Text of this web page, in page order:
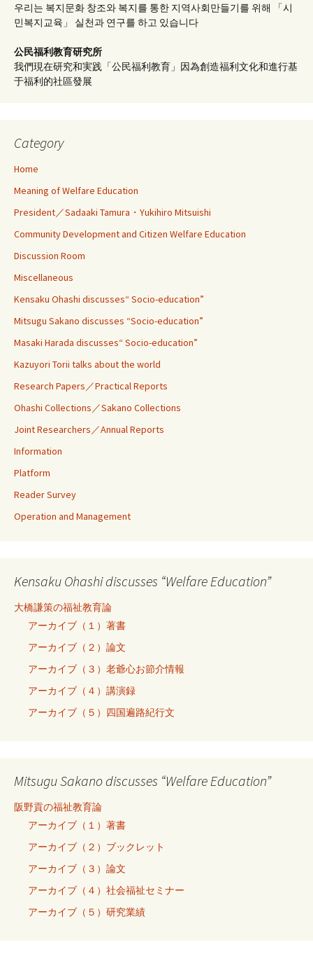
우리는 복지문화 창조와 복지를 통한 지역사회만들기를 위해 「시
민복지교육」 실천과 연구를 하고 있습니다
公民福利教育研究所
我們現在研究和実践「公民福利教育」因為創造福利文化和進行基
于福利的社區發展
Category
Home
Meaning of Welfare Education
President／Sadaaki Tamura・Yukihiro Mitsuishi
Community Development and Citizen Welfare Education
Discussion Room
Miscellaneous
Kensaku Ohashi discusses“ Socio-education”
Mitsugu Sakano discusses “Socio-education”
Masaki Harada discusses“ Socio-education”
Kazuyori Torii talks about the world
Research Papers／Practical Reports
Ohashi Collections／Sakano Collections
Joint Researchers／Annual Reports
Information
Platform
Reader Survey
Operation and Management
Kensaku Ohashi discusses “Welfare Education”
大橋謙策の福祉教育論
アーカイブ（１）著書
アーカイブ（２）論文
アーカイブ（３）老爺心お節介情報
アーカイブ（４）講演録
アーカイブ（５）四国遍路紀行文
Mitsugu Sakano discusses “Welfare Education”
阪野貢の福祉教育論
アーカイブ（１）著書
アーカイブ（２）ブックレット
アーカイブ（３）論文
アーカイブ（４）社会福祉セミナー
アーカイブ（５）研究業績